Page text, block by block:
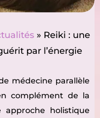
» Reiki : une
par l’énergie
médecine parallèle
complément de la
approche holistique